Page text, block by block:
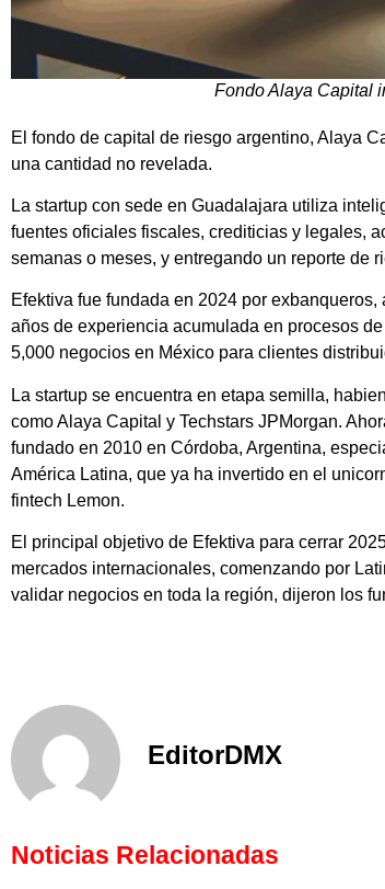
Fondo Alaya Capital
El fondo de capital de riesgo argentino, Alaya
una cantidad no revelada.
La startup con sede en Guadalajara utiliza
fuentes oficiales fiscales, crediticias y legales,
semanas o meses, y entregando un reporte de
Efektiva fue fundada en 2024 por
años de experiencia acumulada en procesos
5,000 negocios en México para clientes
La startup se encuentra en etapa semilla,
como Alaya Capital y Techstars JPMorgan.
fundado en 2010 en Córdoba, Argentina,
América Latina, que ya ha invertido en el
fintech Lemon.
El principal objetivo de Efektiva para cerrar
mercados internacionales, comenzando por
validar negocios en toda la región, dijeron los
EditorDMX
Noticias Relacionadas